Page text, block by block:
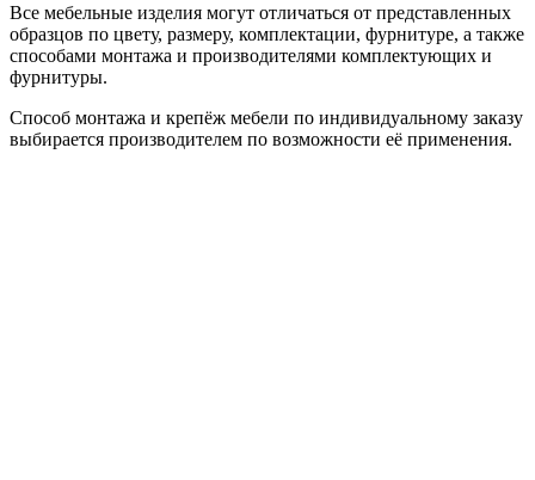
Все мебельные изделия могут отличаться от представленных
образцов по цвету, размеру, комплектации, фурнитуре, а также
способами монтажа и производителями комплектующих и
фурнитуры.
Способ монтажа и крепёж мебели по индивидуальному заказу
выбирается производителем по возможности её применения.